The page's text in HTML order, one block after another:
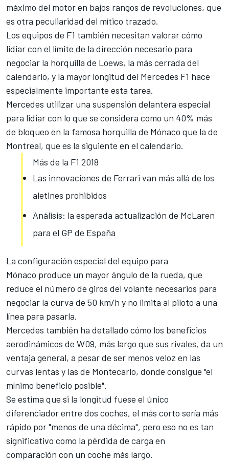
máximo del motor en bajos rangos de revoluciones, que
es otra peculiaridad del mítico trazado.
Los equipos de F1 también necesitan valorar cómo
lidiar con el límite de la dirección necesario para
negociar la horquilla de Loews, la más cerrada del
calendario, y la mayor longitud del Mercedes F1 hace
especialmente importante esta tarea.
Mercedes utilizar una suspensión delantera especial
para lidiar con lo que se considera como un 40% más
de bloqueo en la famosa horquilla de Mónaco que la de
Montreal, que es la siguiente en el calendario.
Más de la F1 2018
Las innovaciones de Ferrari van más allá de los
aletines prohibidos
Análisis: la esperada actualización de McLaren
para el GP de España
La configuración especial del equipo para
Mónaco produce un mayor ángulo de la rueda, que
reduce el número de giros del volante necesarios para
negociar la curva de 50 km/h y no limita al piloto a una
línea para pasarla.
Mercedes también ha detallado cómo los beneficios
aerodinámicos de W09, más largo que sus rivales, da un
ventaja general, a pesar de ser menos veloz en las
curvas lentas y las de Montecarlo, donde consigue "el
mínimo beneficio posible".
Se estima que si la longitud fuese el único
diferenciador entre dos coches, el más corto sería más
rápido por "menos de una décima", pero eso no es tan
significativo como la pérdida de carga en
comparación con un coche más largo.